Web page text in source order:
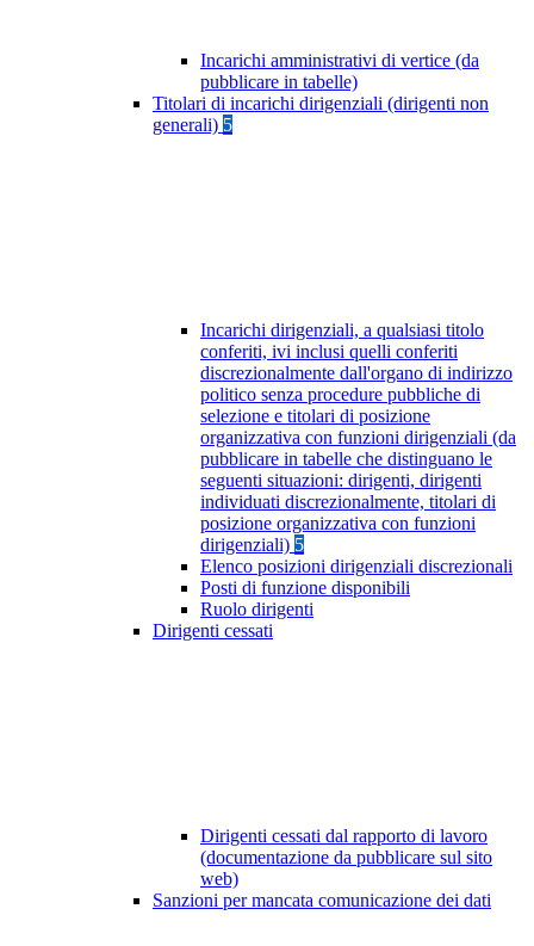
Incarichi amministrativi di vertice (da
pubblicare in tabelle)
Titolari di incarichi dirigenziali (dirigenti non
generali) 5
Incarichi dirigenziali, a qualsiasi titolo
conferiti, ivi inclusi quelli conferiti
discrezionalmente dall'organo di indirizzo
politico senza procedure pubbliche di
selezione e titolari di posizione
organizzativa con funzioni dirigenziali (da
pubblicare in tabelle che distinguano le
seguenti situazioni: dirigenti, dirigenti
individuati discrezionalmente, titolari di
posizione organizzativa con funzioni
dirigenziali) 5
Elenco posizioni dirigenziali discrezionali
Posti di funzione disponibili
Ruolo dirigenti
Dirigenti cessati
Dirigenti cessati dal rapporto di lavoro
(documentazione da pubblicare sul sito
web)
Sanzioni per mancata comunicazione dei dati